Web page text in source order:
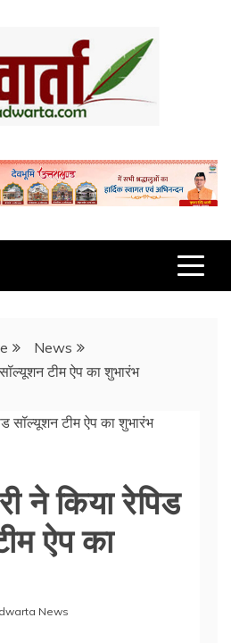
News
टीम ऐप का शुभारंभ
ने किया रेपिड
ऐप का
News